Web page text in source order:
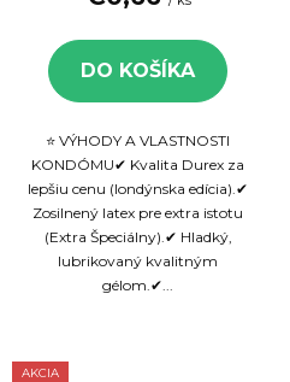
DO KOŠÍKA
⭐ VÝHODY A VLASTNOSTI
KONDÓMU✔ Kvalita Durex za
lepšiu cenu (londýnska edícia).✔
Zosilnený latex pre extra istotu
(Extra Špeciálny).✔ Hladký,
lubrikovaný kvalitným
gélom.✔...
AKCIA